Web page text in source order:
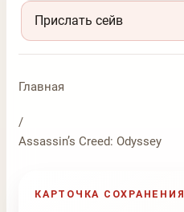
Прислать сейв
Главная
/
Assassin’s Creed: Odyssey
КАРТОЧКА СОХРАНЕНИЯ